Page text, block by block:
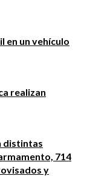
en un vehículo
realizan
distintas
714
y